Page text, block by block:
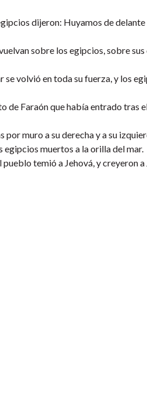
dijeron: Huyamos de
sobre los egipcios, sobre
volvió en toda su fuerza, y los
Faraón que había entrado tras
muro a su derecha y a su
egipcios muertos a la orilla del mar.
temió a Jehová, y creyeron